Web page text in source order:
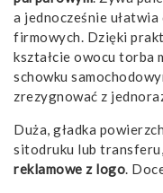
a jednocześnie
firmowych. Dzięki
kształcie owocu torba
schowku
zrezygnować z
Duża, gładka
sitodruku lub
reklamowe z logo.